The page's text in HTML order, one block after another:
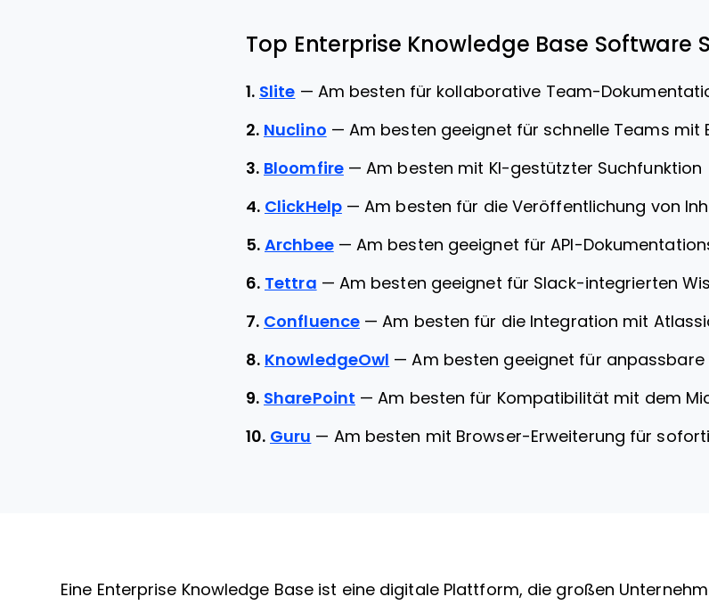
Top Enterprise Knowledge Base Software
1. Slite — Am besten für kollaborative Team-
2. Nuclino — Am besten geeignet für schnelle Teams mit
3. Bloomfire —Am besten mit KI-gestützter Suchfunktion
4. ClickHelp —Am besten für die Veröffentlichung von
5. Archbee — Am besten geeignet für API-
6. Tettra — Am besten geeignet für Slack-integrierten
7. Confluence —Am besten für die Integration mit
8. KnowledgeOwl —Am besten geeignet für
9. SharePoint —Am besten für Kompatibilität mit dem
10. Guru — Am besten mit Browser-Erweiterung für
Eine Enterprise Knowledge Base ist eine digitale Plattform, die großen